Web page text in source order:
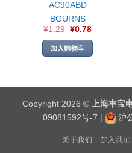
AC90ABD
BOURNS
¥1.29 ¥0.78
加入购物车
Copyright 2026 © 上海丰宝
09081592号-7 | 沪
关于我们 加入我们